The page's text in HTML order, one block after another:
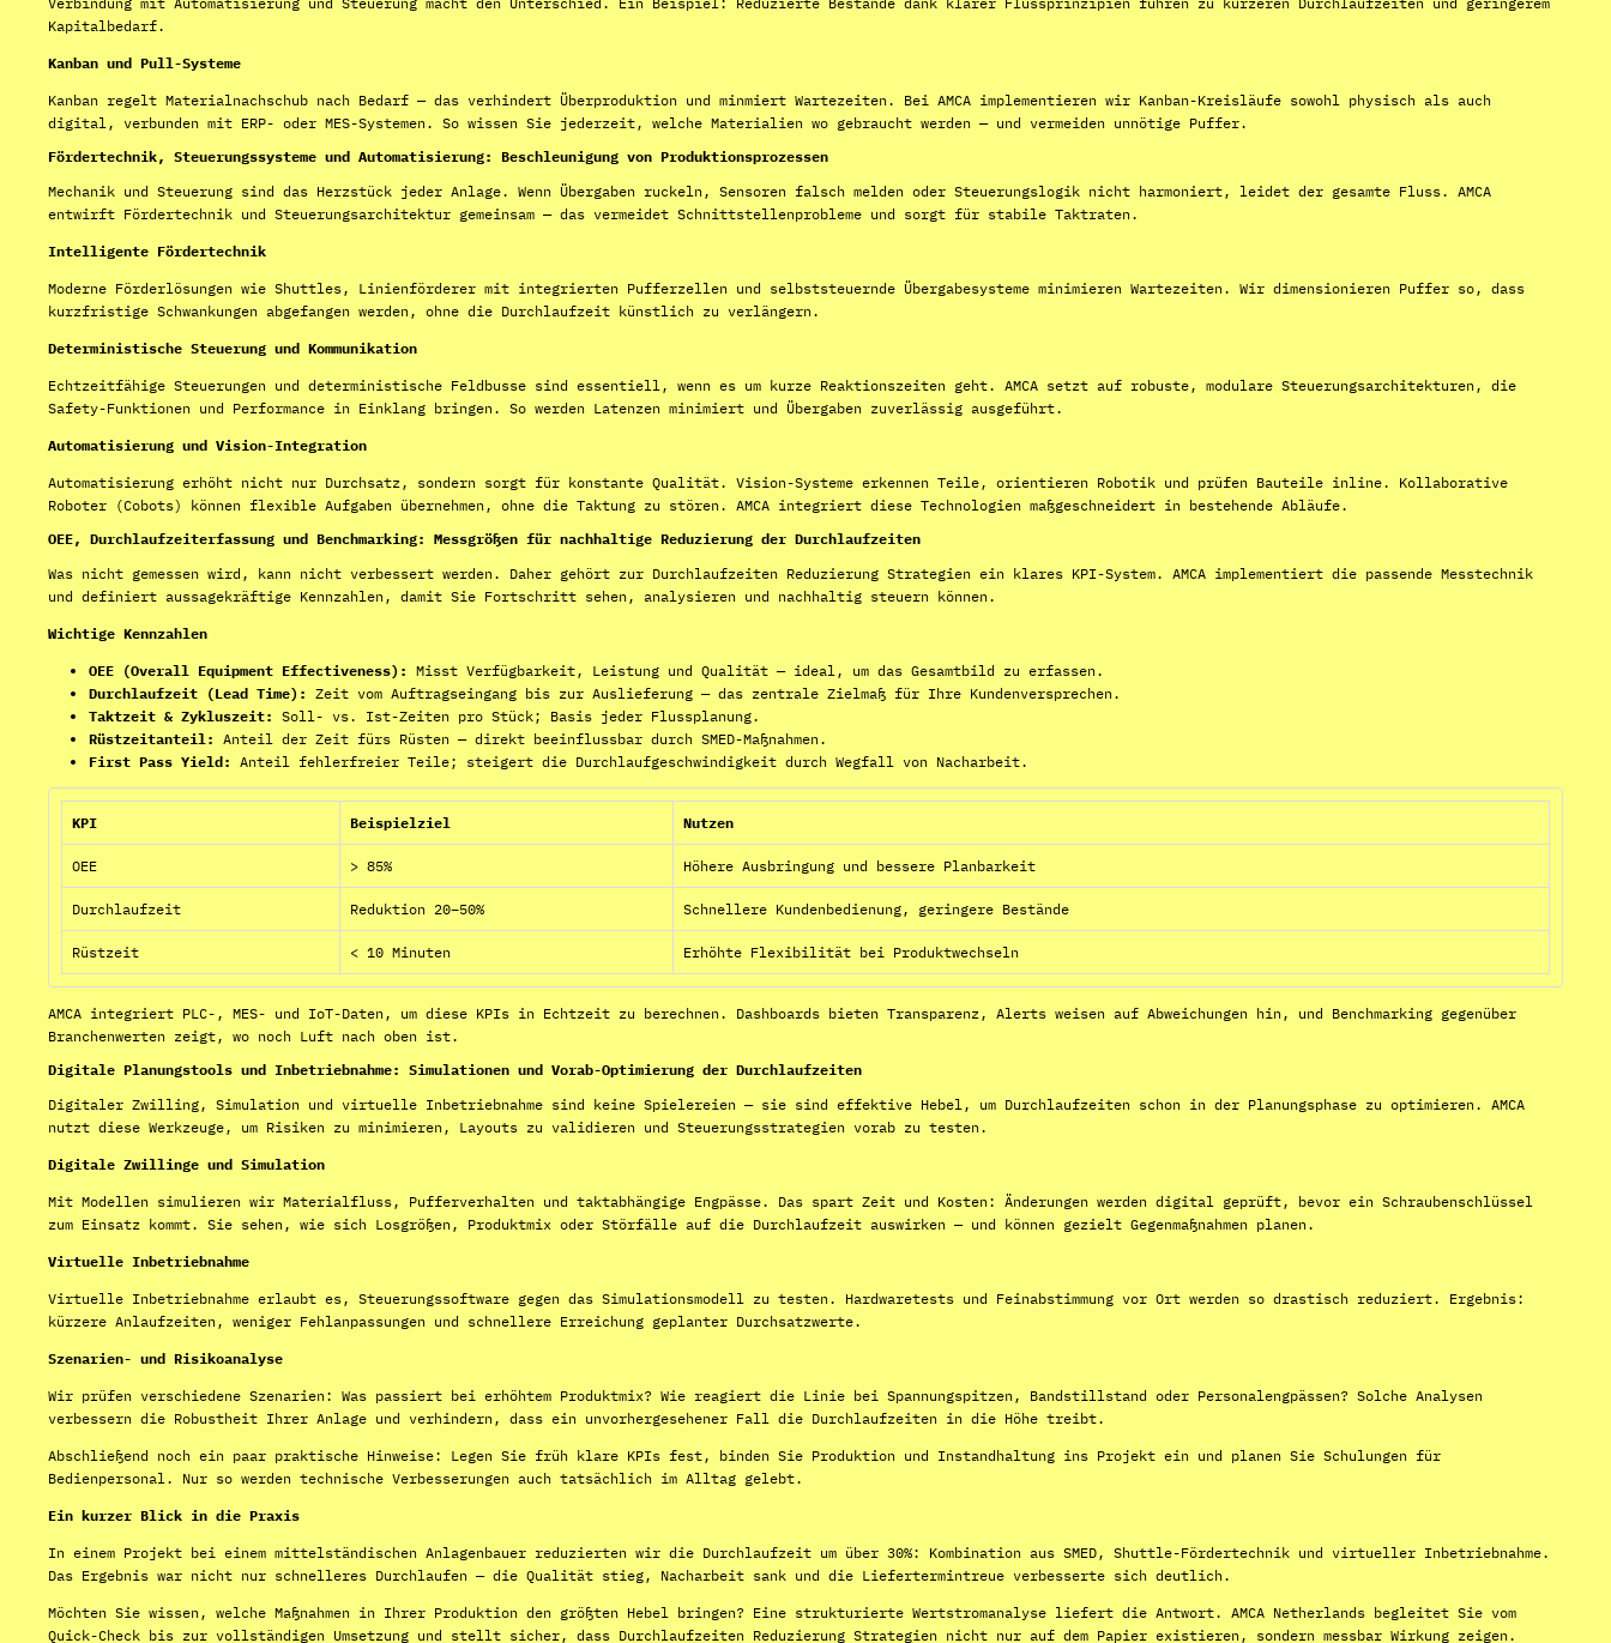
Kapitalbedarf.
Kanban und Pull-Systeme
Kanban regelt Materialnachschub nach Bedarf — das verhindert Überproduktion und minmiert Wartezeiten. Bei AMCA implementieren wir Kanban-Kreisläufe sowohl physisch als auch
digital, verbunden mit ERP- oder MES-Systemen. So wissen Sie jederzeit, welche Materialien wo gebraucht werden — und vermeiden unnötige Puffer.
Fördertechnik, Steuerungssysteme und Automatisierung: Beschleunigung von Produktionsprozessen
Mechanik und Steuerung sind das Herzstück jeder Anlage. Wenn Übergaben ruckeln, Sensoren falsch melden oder Steuerungslogik nicht harmoniert, leidet der gesamte Fluss. AMCA
entwirft Fördertechnik und Steuerungsarchitektur gemeinsam — das vermeidet Schnittstellenprobleme und sorgt für stabile Taktraten.
Intelligente Fördertechnik
Moderne Förderlösungen wie Shuttles, Linienförderer mit integrierten Pufferzellen und selbststeuernde Übergabesysteme minimieren Wartezeiten. Wir dimensionieren Puffer so, dass
kurzfristige Schwankungen abgefangen werden, ohne die Durchlaufzeit künstlich zu verlängern.
Deterministische Steuerung und Kommunikation
Echtzeitfähige Steuerungen und deterministische Feldbusse sind essentiell, wenn es um kurze Reaktionszeiten geht. AMCA setzt auf robuste, modulare Steuerungsarchitekturen, die
Safety-Funktionen und Performance in Einklang bringen. So werden Latenzen minimiert und Übergaben zuverlässig ausgeführt.
Automatisierung und Vision-Integration
Automatisierung erhöht nicht nur Durchsatz, sondern sorgt für konstante Qualität. Vision-Systeme erkennen Teile, orientieren Robotik und prüfen Bauteile inline. Kollaborative
Roboter (Cobots) können flexible Aufgaben übernehmen, ohne die Taktung zu stören. AMCA integriert diese Technologien maßgeschneidert in bestehende Abläufe.
OEE, Durchlaufzeiterfassung und Benchmarking: Messgrößen für nachhaltige Reduzierung der Durchlaufzeiten
Was nicht gemessen wird, kann nicht verbessert werden. Daher gehört zur Durchlaufzeiten Reduzierung Strategien ein klares KPI-System. AMCA implementiert die passende Messtechnik
und definiert aussagekräftige Kennzahlen, damit Sie Fortschritt sehen, analysieren und nachhaltig steuern können.
Wichtige Kennzahlen
OEE (Overall Equipment Effectiveness): Misst Verfügbarkeit, Leistung und Qualität — ideal, um das Gesamtbild zu erfassen.
Durchlaufzeit (Lead Time): Zeit vom Auftragseingang bis zur Auslieferung — das zentrale Zielmaß für Ihre Kundenversprechen.
Taktzeit & Zykluszeit: Soll- vs. Ist-Zeiten pro Stück; Basis jeder Flussplanung.
Rüstzeitanteil: Anteil der Zeit fürs Rüsten — direkt beeinflussbar durch SMED-Maßnahmen.
First Pass Yield: Anteil fehlerfreier Teile; steigert die Durchlaufgeschwindigkeit durch Wegfall von Nacharbeit.
KPI Beispielziel Nutzen
OEE > 85% Höhere Ausbringung und bessere Planbarkeit
Durchlaufzeit Reduktion 20–50% Schnellere Kundenbedienung, geringere Bestände
Rüstzeit < 10 Minuten Erhöhte Flexibilität bei Produktwechseln
AMCA integriert PLC-, MES- und IoT-Daten, um diese KPIs in Echtzeit zu berechnen. Dashboards bieten Transparenz, Alerts weisen auf Abweichungen hin, und Benchmarking gegenüber
Branchenwerten zeigt, wo noch Luft nach oben ist.
Digitale Planungstools und Inbetriebnahme: Simulationen und Vorab-Optimierung der Durchlaufzeiten
Digitaler Zwilling, Simulation und virtuelle Inbetriebnahme sind keine Spielereien — sie sind effektive Hebel, um Durchlaufzeiten schon in der Planungsphase zu optimieren. AMCA
nutzt diese Werkzeuge, um Risiken zu minimieren, Layouts zu validieren und Steuerungsstrategien vorab zu testen.
Digitale Zwillinge und Simulation
Mit Modellen simulieren wir Materialfluss, Pufferverhalten und taktabhängige Engpässe. Das spart Zeit und Kosten: Änderungen werden digital geprüft, bevor ein Schraubenschlüssel
zum Einsatz kommt. Sie sehen, wie sich Losgrößen, Produktmix oder Störfälle auf die Durchlaufzeit auswirken — und können gezielt Gegenmaßnahmen planen.
Virtuelle Inbetriebnahme
Virtuelle Inbetriebnahme erlaubt es, Steuerungssoftware gegen das Simulationsmodell zu testen. Hardwaretests und Feinabstimmung vor Ort werden so drastisch reduziert. Ergebnis:
kürzere Anlaufzeiten, weniger Fehlanpassungen und schnellere Erreichung geplanter Durchsatzwerte.
Szenarien- und Risikoanalyse
Wir prüfen verschiedene Szenarien: Was passiert bei erhöhtem Produktmix? Wie reagiert die Linie bei Spannungspitzen, Bandstillstand oder Personalengpässen? Solche Analysen
verbessern die Robustheit Ihrer Anlage und verhindern, dass ein unvorhergesehener Fall die Durchlaufzeiten in die Höhe treibt.
Abschließend noch ein paar praktische Hinweise: Legen Sie früh klare KPIs fest, binden Sie Produktion und Instandhaltung ins Projekt ein und planen Sie Schulungen für
Bedienpersonal. Nur so werden technische Verbesserungen auch tatsächlich im Alltag gelebt.
Ein kurzer Blick in die Praxis
In einem Projekt bei einem mittelständischen Anlagenbauer reduzierten wir die Durchlaufzeit um über 30%: Kombination aus SMED, Shuttle-Fördertechnik und virtueller Inbetriebnahme.
Das Ergebnis war nicht nur schnelleres Durchlaufen — die Qualität stieg, Nacharbeit sank und die Liefertermintreue verbesserte sich deutlich.
Möchten Sie wissen, welche Maßnahmen in Ihrer Produktion den größten Hebel bringen? Eine strukturierte Wertstromanalyse liefert die Antwort. AMCA Netherlands begleitet Sie vom
Quick-Check bis zur vollständigen Umsetzung und stellt sicher, dass Durchlaufzeiten Reduzierung Strategien nicht nur auf dem Papier existieren, sondern messbar Wirkung zeigen.